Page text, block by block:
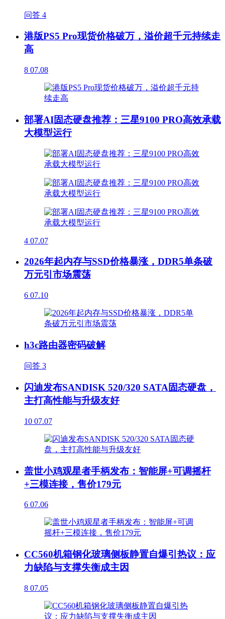
问答 4
港版PS5 Pro现货价格破万，溢价超千元持续走
高
8 07.08
部署AI固态硬盘推荐：三星9100 PRO高效承载
大模型运行
4 07.07
2026年起内存与SSD价格暴涨，DDR5单条破
万元引市场震荡
6 07.10
h3c路由器密码破解
问答 3
闪迪发布SANDISK 520/320 SATA固态硬盘，
主打高性能与升级友好
10 07.07
盖世小鸡观星者手柄发布：智能屏+可调摇杆
+三模连接，售价179元
6 07.06
CC560机箱钢化玻璃侧板静置自爆引热议：应
力缺陷与支撑失衡成主因
8 07.05